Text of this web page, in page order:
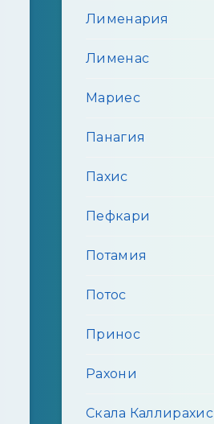
Лименария
Лименас
Мариес
Панагия
Пахис
Пефкари
Потамия
Потос
Принос
Рахони
Скала Каллирахис